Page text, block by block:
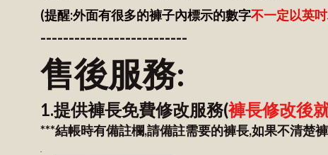
(提醒:外面有很多的褲子內標示的數字不一定以英吋
--------------------------
售後服務:
1.提供褲長免費修改服務(褲長修改後
***結帳時有備註欄,請備註需要的褲長,如果不清楚